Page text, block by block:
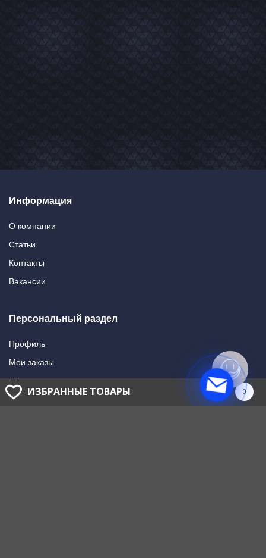
Информация
О компании
Статьи
Контакты
Вакансии
Персональный раздел
Профиль
Мои заказы
Мои подписки
Написать в поддержку
ИЗБРАННЫЕ ТОВАРЫ 0